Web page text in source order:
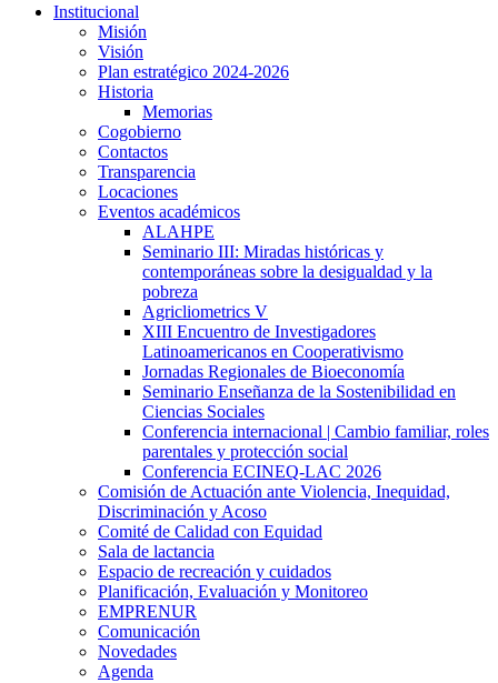
Institucional
Misión
Visión
Plan estratégico 2024-2026
Historia
Memorias
Cogobierno
Contactos
Transparencia
Locaciones
Eventos académicos
ALAHPE
Seminario III: Miradas históricas y
contemporáneas sobre la desigualdad y la
pobreza
Agricliometrics V
XIII Encuentro de Investigadores
Latinoamericanos en Cooperativismo
Jornadas Regionales de Bioeconomía
Seminario Enseñanza de la Sostenibilidad en
Ciencias Sociales
Conferencia internacional | Cambio familiar, roles
parentales y protección social
Conferencia ECINEQ-LAC 2026
Comisión de Actuación ante Violencia, Inequidad,
Discriminación y Acoso
Comité de Calidad con Equidad
Sala de lactancia
Espacio de recreación y cuidados
Planificación, Evaluación y Monitoreo
EMPRENUR
Comunicación
Novedades
Agenda